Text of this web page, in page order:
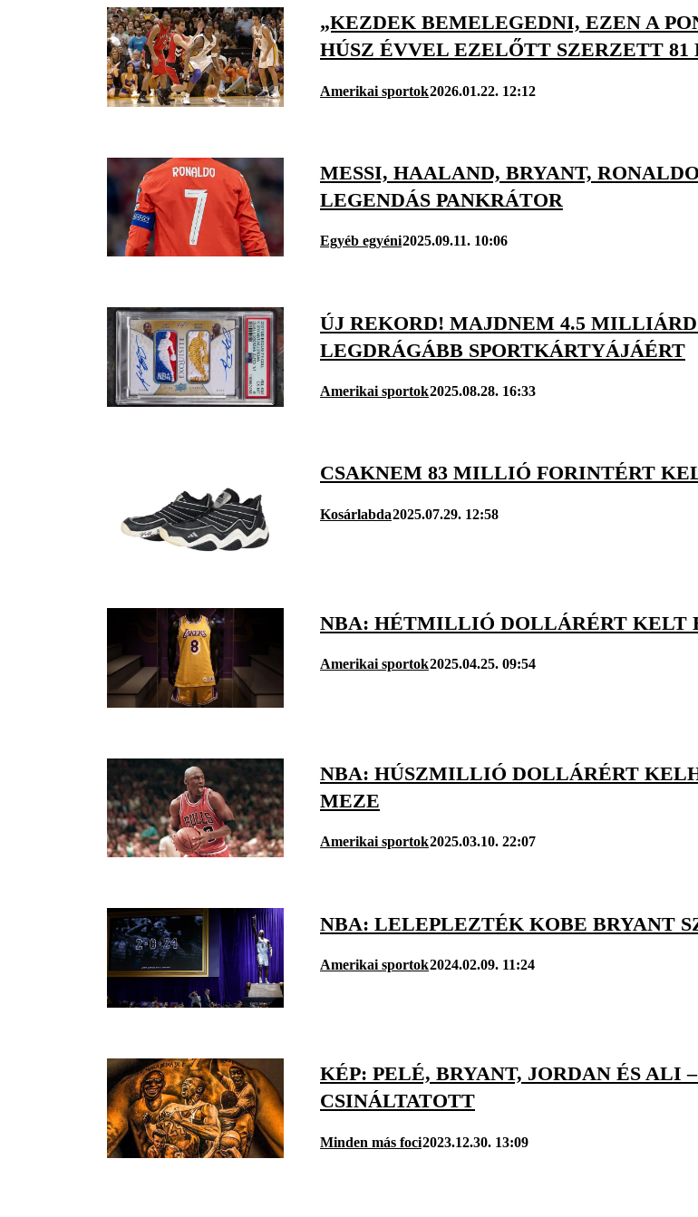
„KEZDEK BEMELEGEDNI, EZEN A
HÚSZ ÉVVEL EZELŐTT SZERZETT 81
Amerikai sportok2026.01.22. 12:12
MESSI, HAALAND, BRYANT,
LEGENDÁS PANKRÁTOR
Egyéb egyéni2025.09.11. 10:06
ÚJ REKORD! MAJDNEM 4.5
LEGDRÁGÁBB SPORTKÁRTYÁJÁÉRT
Amerikai sportok2025.08.28. 16:33
CSAKNEM 83 MILLIÓ FORINTÉRT
Kosárlabda2025.07.29. 12:58
NBA: HÉTMILLIÓ DOLLÁRÉRT KELT
Amerikai sportok2025.04.25. 09:54
NBA: HÚSZMILLIÓ DOLLÁRÉRT
MEZE
Amerikai sportok2025.03.10. 22:07
NBA: LELEPLEZTÉK KOBE BRYANT
Amerikai sportok2024.02.09. 11:24
KÉP: PELÉ, BRYANT, JORDAN ÉS
CSINÁLTATOTT
Minden más foci2023.12.30. 13:09